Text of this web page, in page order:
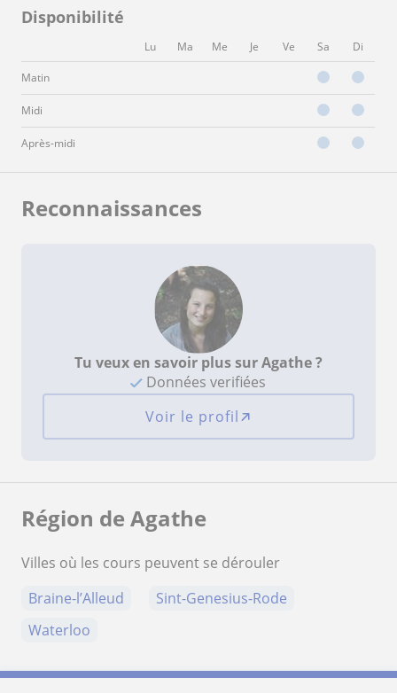
Disponibilité
Lu Ma Me Je Ve Sa Di
Matin
Midi
Après-midi
Reconnaissances
Tu veux en savoir plus sur Agathe ?
Données verifiées
Voir le profil
Région de Agathe
Villes où les cours peuvent se dérouler
Braine-l’Alleud
Sint-Genesius-Rode
Waterloo